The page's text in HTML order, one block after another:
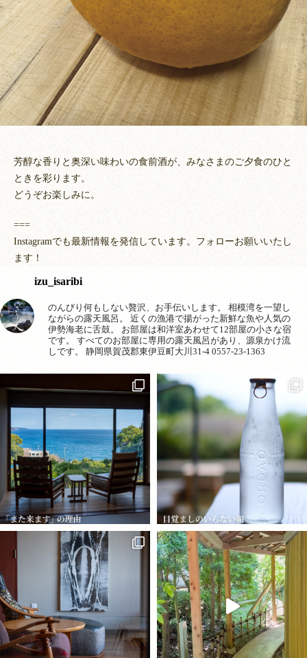
芳醇な香りと奥深い味わいの食前酒が、みなさまのご夕食のひと
ときを彩ります。
どうぞお楽しみに。
===
Instagramでも最新情報を発信しています。フォローお願いいたし
ます！
izu_isaribi
のんびり何もしない贅沢、お手伝いします。
相模湾を一望し
ながらの露天風呂。
近くの漁港で揚がった新鮮な魚や人気の
伊勢海老に舌鼓。
お部屋は和洋室あわせて12部屋の小さな宿
です。
すべてのお部屋に専用の露天風呂があり、源泉かけ流
しです。
静岡県賀茂郡東伊豆町大川31-4 0557-23-1363
「また来ます」と言って帰られる
お客さまが 本当に戻ってきてくだ
さる。 いさり火にとって、いちば
んうれしい瞬間です。 前と同じお
部屋を選ばれる方。 季節を変えて
来てくださる方。 大切な方を連れ
て、また来てくださる方。 「変わ
らないでいてくれて、ありがと
ここでは、目覚まし時計がいりま
せん。 朝、ふと目を開けると 聞こ
えてくるのは波の音と、鳥のさえ
ずり。 海の向こうから朝日が昇り
お部屋の露天風呂には、もう湯が
満ちています。 チェックアウトは
12時。 朝食のあとも、もうひと眠
りしてもいい。 本を読んでもい